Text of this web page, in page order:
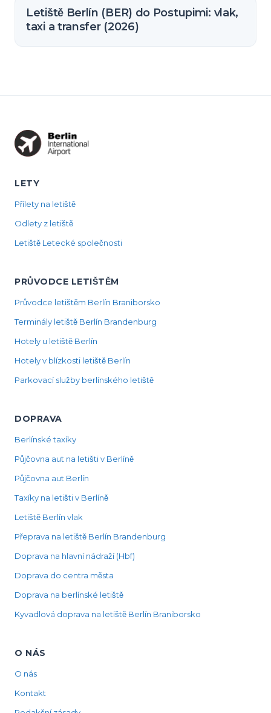
Letiště Berlín (BER) do Postupimi: vlak,
taxi a transfer (2026)
LETY
Přílety na letiště
Odlety z letiště
Letiště Letecké společnosti
PRŮVODCE LETIŠTĚM
Průvodce letištěm Berlín Braniborsko
Terminály letiště Berlín Brandenburg
Hotely u letiště Berlín
Hotely v blízkosti letiště Berlín
Parkovací služby berlínského letiště
DOPRAVA
Berlínské taxíky
Půjčovna aut na letišti v Berlíně
Půjčovna aut Berlín
Taxíky na letišti v Berlíně
Letiště Berlín vlak
Přeprava na letiště Berlín Brandenburg
Doprava na hlavní nádraží (Hbf)
Doprava do centra města
Doprava na berlínské letiště
Kyvadlová doprava na letiště Berlín Braniborsko
O NÁS
O nás
Kontakt